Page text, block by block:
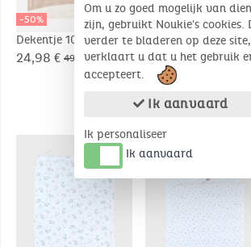
-50%
Dekentje 100 x 140
cm met libellen uit
Veloudoux®, ecru
24,98 € 49,95 €
-30%
Biologisch gebreide
deken 75x100cm
17,47 € 24,95 €
Om u zo goed mogelijk van
zijn, gebruikt Noukie's cookies.
verder te bladeren op deze site,
verklaart u dat u het gebruik
accepteert.
Ik aanvaard
Ik personaliseer
Ik aanvaard